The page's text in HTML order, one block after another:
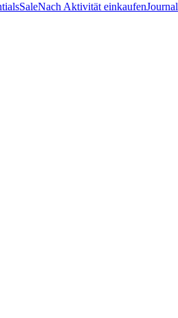
SaleNach Aktivität einkaufenJournal